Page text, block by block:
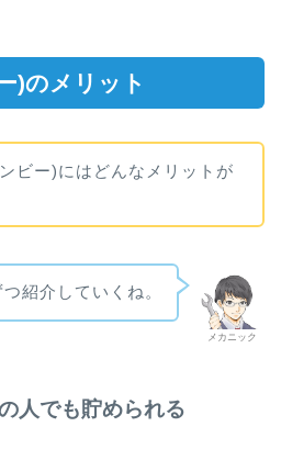
)のメリット
ビー)にはどんなメリットが
メカニック
紹介していくね。
人でも貯められる